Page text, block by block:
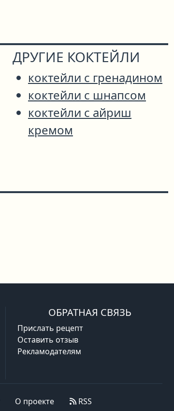
ДРУГИЕ КОКТЕЙЛИ
коктейли с гренадином
коктейли с шнапсом
коктейли с айриш
кремом
ОБРАТНАЯ СВЯЗЬ
Прислать рецепт
Оставить отзыв
Рекламодателям
О проекте RSS